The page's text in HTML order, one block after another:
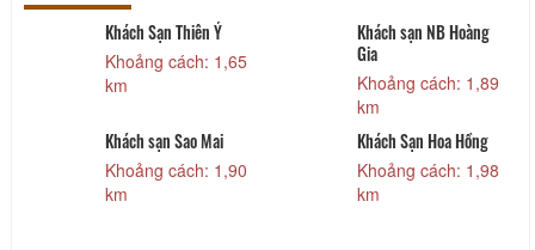
Khách Sạn Thiên Ý
Khoảng cách: 1,65
km
Khách sạn NB Hoàng
Gia
Khoảng cách: 1,89
km
Khách sạn Sao Mai
Khoảng cách: 1,90
km
Khách Sạn Hoa Hồng
Khoảng cách: 1,98
km